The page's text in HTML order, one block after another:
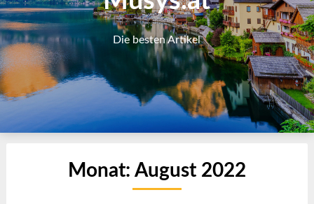
Die besten Artikel
Monat: August 2022